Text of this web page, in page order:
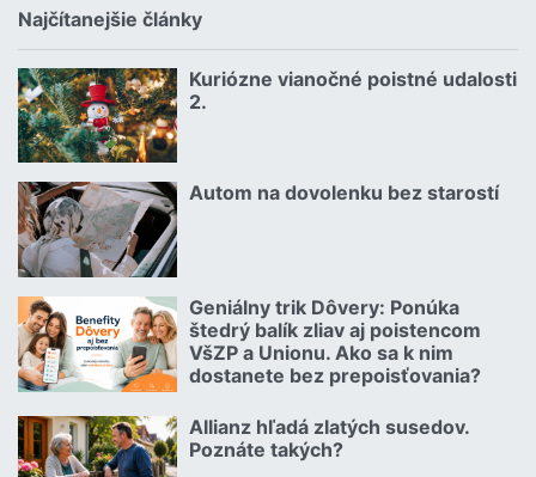
Najčítanejšie články
Kuriózne vianočné poistné udalosti
2.
18.12.2024 | | redakcia
Autom na dovolenku bez starostí
02.07.2026 |
Geniálny trik Dôvery: Ponúka
štedrý balík zliav aj poistencom
VšZP a Unionu. Ako sa k nim
dostanete bez prepoisťovania?
06.07.2026 | | redakcia
Allianz hľadá zlatých susedov.
Poznáte takých?
08.07.2026 |